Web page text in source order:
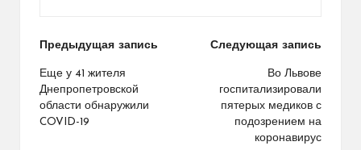
Навигация
по
записям
Предыдущая запись
Еще у 41 жителя
Днепропетровской
области обнаружили
COVID-19
Следующая запись
Во Львове
госпитализировали
пятерых медиков с
подозрением на
коронавирус